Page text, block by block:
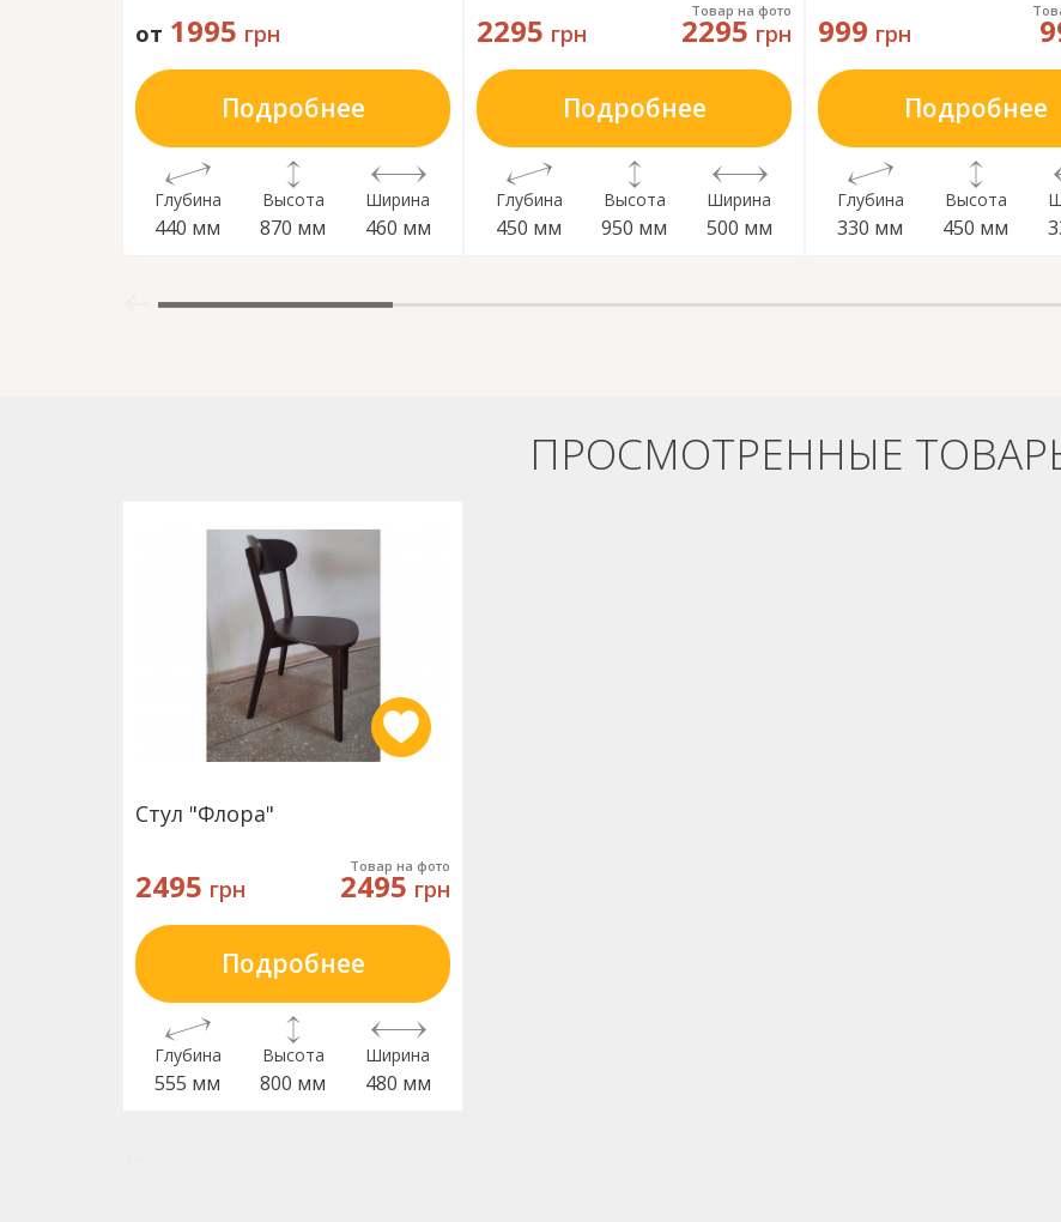
от 1995 грн
Подробнее
Глубина
440 мм
Высота
870 мм
Ширина
460 мм
2295 грн
Товар на фото
2295 грн
Подробнее
Глубина
450 мм
Высота
950 мм
Ширина
500 мм
999 грн
Подробнее
Глубина
330 мм
Высота
450 мм
ПРОСМОТРЕННЫЕ
Стул "Флора"
2495 грн
Товар на фото
2495 грн
Подробнее
Глубина
555 мм
Высота
800 мм
Ширина
480 мм